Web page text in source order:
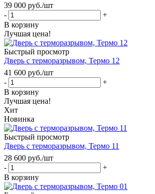
39 000 руб./шт
-
+
В корзину
Лучшая цена!
Быстрый просмотр
Дверь с терморазрывом, Термо 12
41 600 руб./шт
-
+
В корзину
Лучшая цена!
Хит
Новинка
Быстрый просмотр
Дверь с терморазрывом, Термо 11
28 600 руб./шт
-
+
В корзину